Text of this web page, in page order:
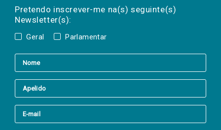
Pretendo inscrever-me na(s) seguinte(s)
Newsletter(s):
Geral Parlamentar
a(s) newsletter(s).
mail